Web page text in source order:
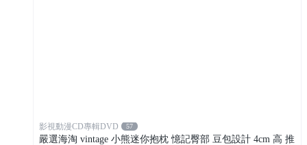
影視動漫CD專輯DVD 57
嚴選海淘 vintage 小熊迷你抱枕 憶記臀部 豆包設計 4cm 高 推